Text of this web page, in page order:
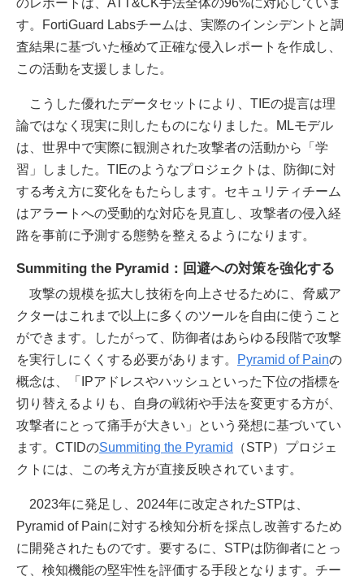
のレポートは、ATT&CK手法全体の96%に対応していま
す。FortiGuard Labsチームは、実際のインシデントと調
査結果に基づいた極めて正確な侵入レポートを作成し、
この活動を支援しました。
こうした優れたデータセットにより、TIEの提言は理
論ではなく現実に則したものになりました。MLモデル
は、世界中で実際に観測された攻撃者の活動から「学
習」しました。TIEのようなプロジェクトは、防御に対
する考え方に変化をもたらします。セキュリティチーム
はアラートへの受動的な対応を見直し、攻撃者の侵入経
路を事前に予測する態勢を整えるようになります。
Summiting the Pyramid：回避への対策を強化する
攻撃の規模を拡大し技術を向上させるために、脅威ア
クターはこれまで以上に多くのツールを自由に使うこと
ができます。したがって、防御者はあらゆる段階で攻撃
を実行しにくくする必要があります。
Pyramid of Painの
概念は、「IPアドレスやハッシュといった下位の指標を
切り替えるよりも、自身の戦術や手法を変更する方が、
攻撃者にとって痛手が大きい」という発想に基づいてい
ます。CTIDのSummiting the Pyramid
（STP）プロジェ
クトには、この考え方が直接反映されています。
2023年に発足し、2024年に改定されたSTPは、
Pyramid of Painに対する検知分析を採点し改善するため
に開発されたものです。要するに、STPは防御者にとっ
て、検知機能の堅牢性を評価する手段となります。チー